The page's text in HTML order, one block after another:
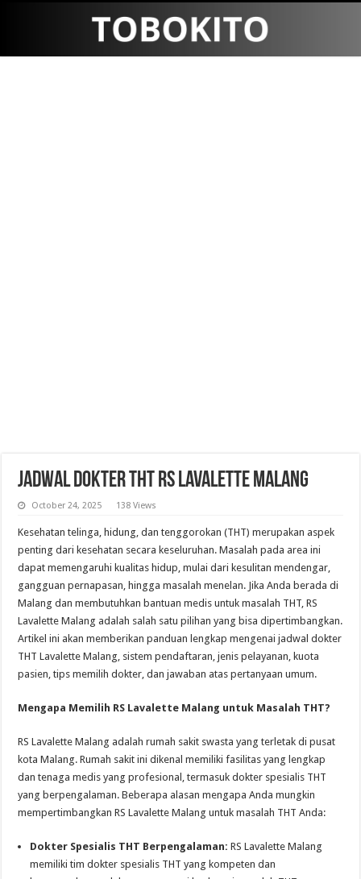
Jadwal Dokter THT RS Lavalette Malang
October 24, 2025 138 Views
Kesehatan telinga, hidung, dan tenggorokan (THT) merupakan aspek
penting dari kesehatan secara keseluruhan. Masalah pada area ini
dapat memengaruhi kualitas hidup, mulai dari kesulitan mendengar,
gangguan pernapasan, hingga masalah menelan. Jika Anda berada di
Malang dan membutuhkan bantuan medis untuk masalah THT, RS
Lavalette Malang adalah salah satu pilihan yang bisa dipertimbangkan.
Artikel ini akan memberikan panduan lengkap mengenai jadwal dokter
THT Lavalette Malang, sistem pendaftaran, jenis pelayanan, kuota
pasien, tips memilih dokter, dan jawaban atas pertanyaan umum.
Mengapa Memilih RS Lavalette Malang untuk Masalah THT?
RS Lavalette Malang adalah rumah sakit swasta yang terletak di pusat
kota Malang. Rumah sakit ini dikenal memiliki fasilitas yang lengkap
dan tenaga medis yang profesional, termasuk dokter spesialis THT
yang berpengalaman. Beberapa alasan mengapa Anda mungkin
mempertimbangkan RS Lavalette Malang untuk masalah THT Anda:
Dokter Spesialis THT Berpengalaman: RS Lavalette Malang
memiliki tim dokter spesialis THT yang kompeten dan